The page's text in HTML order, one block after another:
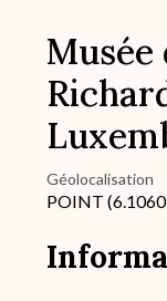
Géolocalisation
POINT